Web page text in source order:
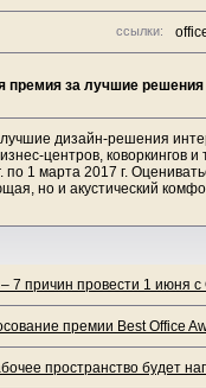
ссылки:
премия за лучшие решения
дизайн-решения
центров, коворкингов
по 1 марта 2017 г.
но и акустический
7 причин провести 1 июня с
премии Best Office
пространство будет